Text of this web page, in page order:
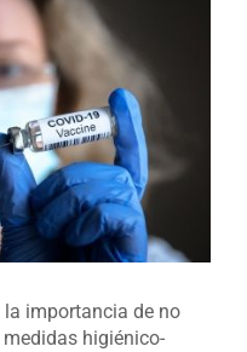
importancia de no
higiénico-